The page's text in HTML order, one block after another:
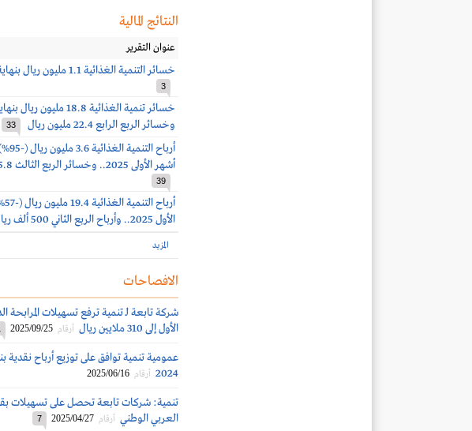
النتائج المالية
عنوان التقرير
خسائر التنمية الغذائية 1.1 مليون ريال بنهاية الربع الأول 2026
3
وخسائر الربع الرابع 22.4 مليون ريال
33
أرباح
أشهر الأولى 2025.. وخسائر الربع الثالث 15.8 مليون ريال
39
الأول 2025.. وأرباح الربع الثاني 500 ألف ريال (-98%)
المزيد
الافصاحات
شركة تابعة لـ تنمية ترفع تسهيلات المرابحة
الأول إلى 310 ملايين ريال
أرقام 2025/09/25
2024 أرقام 2025/06/16
العربي الوطني أرقام 2025/04/27
7